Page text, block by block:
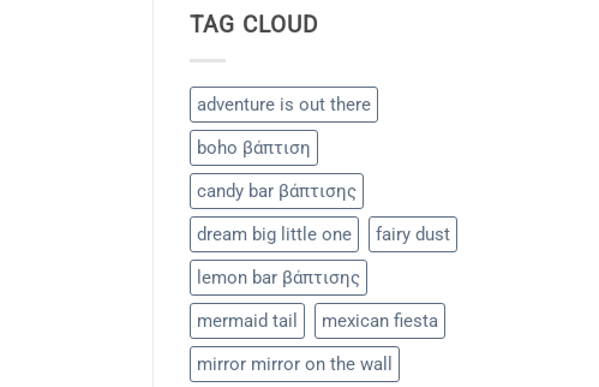
TAG CLOUD
adventure is out there
boho βάπτιση
candy bar βάπτισης
dream big little one
fairy dust
lemon bar βάπτισης
mermaid tail
mexican fiesta
mirror mirror on the wall